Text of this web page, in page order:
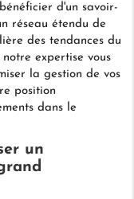
d'un savoir-
réseau étendu de
des tendances du
expertise vous
la gestion de vos
position
dans le
un